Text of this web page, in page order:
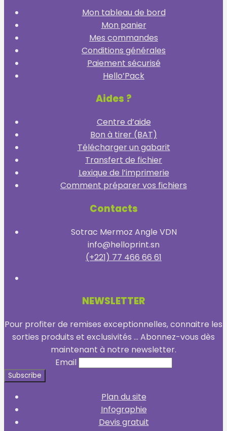
Mon tableau de bord
Mon panier
Mes commandes
Conditions générales
Paiement sécurisé
Hello’Pack
Aides ?
Centre d’aide
Bon à tirer (BAT)
Télécharger un gabarit
Transfert de fichier
Lexique de l’imprimerie
Comment préparer vos fichiers
Contacts
Sotrac Mermoz Angle VDN
info@helloprint.sn
(+221) 77 466 66 61
NEWSLETTER
Pour profiter de remises exceptionnelles, connaitre les
sorties produits et exclusivités ... Abonnez-vous dès
maintenant à notre newsletter.
Email
Plan du site
Infographie
Devis gratuit